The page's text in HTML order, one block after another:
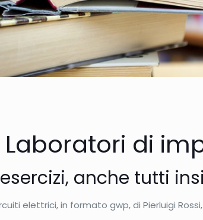
Laboratori di
anche tutti
elettrici, in formato gwp, di Pierluigi